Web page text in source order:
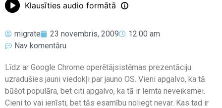
Klausīties audio formātā
migrate 23 novembris, 2009
12:00 am
Nav komentāru
Līdz ar Google Chrome operētājsistēmas prezentāciju
uzradušies jauni viedokļi par jauno OS. Vieni apgalvo, ka tā
būšot populāra, bet citi apgalvo, ka tā ir lemta neveiksmei.
Cieni to vai ienīsti, bet tās esamību noliegt nevar. Kas tad ir